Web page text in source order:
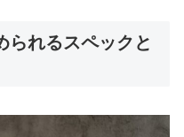
られるスペックと